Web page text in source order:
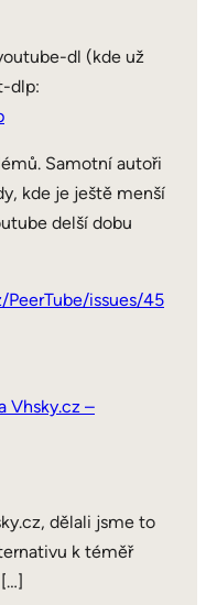
dl (kde už
dlp:
Samotní autoři
kde je ještě menší
delší dobu
issues/45
Vhsky.cz –
dělali jsme to
k téměř